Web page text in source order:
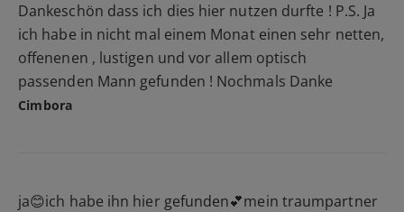
Dankeschön dass ich dies hier nutzen durfte ! P.S. Ja
ich habe in nicht mal einem Monat einen sehr netten,
offenenen , lustigen und vor allem optisch
passenden Mann gefunden ! Nochmals Danke
Cimbora
ja😊ich habe ihn hier gefunden💕mein traumpartner